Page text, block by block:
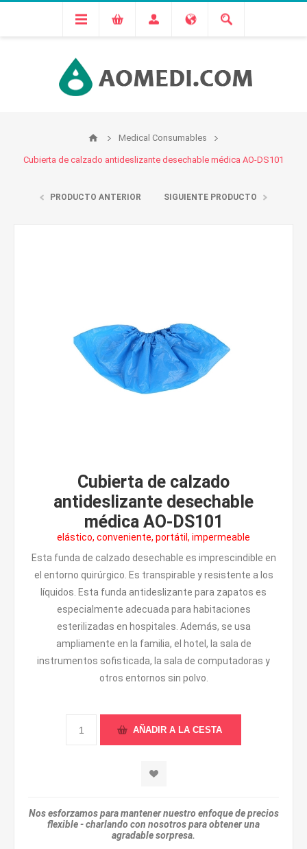
Medical Consumables
Cubierta de calzado antideslizante desechable médica AO-DS101
PRODUCTO ANTERIOR SIGUIENTE PRODUCTO
Cubierta de calzado
antideslizante desechable
médica AO-DS101
elástico, conveniente, portátil, impermeable
Esta funda de calzado desechable es imprescindible en
el entorno quirúrgico. Es transpirable y resistente a los
líquidos. Esta funda antideslizante para zapatos es
especialmente adecuada para habitaciones
esterilizadas en hospitales. Además, se usa
ampliamente en la familia, el hotel, la sala de
instrumentos sofisticada, la sala de computadoras y
otros entornos sin polvo.
Nos esforzamos para mantener nuestro enfoque de precios
flexible - charlando con nosotros para obtener una
agradable sorpresa.